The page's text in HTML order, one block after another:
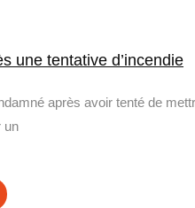
une tentative d’incendie
après avoir tenté de
un